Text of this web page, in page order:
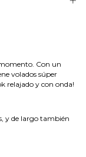
Con un
volados súper
relajado y con onda!
y de largo también